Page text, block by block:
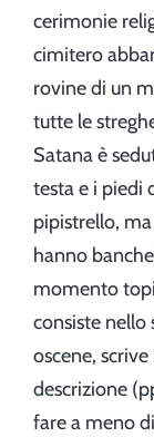
cerimonie
cimitero
rovine di un
tutte le
Satana è
testa e i piedi
pipistrello,
hanno
momento
consiste
oscene,
descrizione
fare a meno